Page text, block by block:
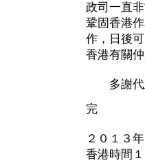
政司一直
鞏固香港
作，日後
香港有關
多謝代
完
２０１３
香港時間